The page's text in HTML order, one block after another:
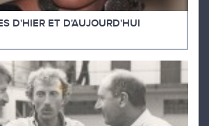
D'HIER ET D'AUJOURD'HUI